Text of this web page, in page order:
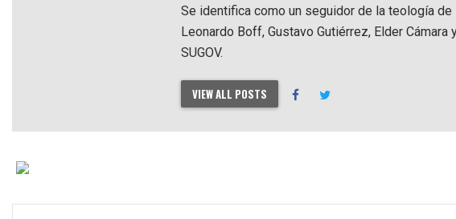
Se identifica como un seguidor de la teología
Leonardo Boff, Gustavo Gutiérrez, Elder
SUGOV.
VIEW ALL POSTS